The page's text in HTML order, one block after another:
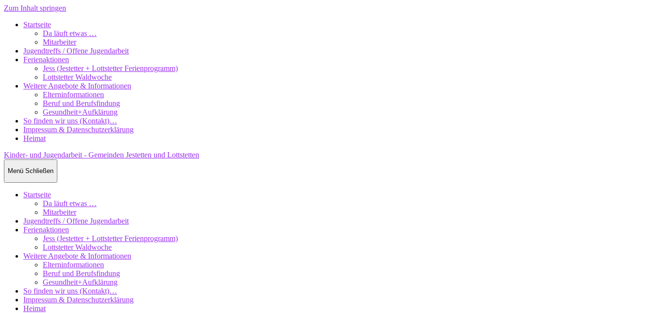
Zum Inhalt springen
Startseite
Da läuft etwas …
Mitarbeiter
Jugendtreffs / Offene Jugendarbeit
Ferienaktionen
Jess (Jestetter + Lottstetter Ferienprogramm)
Lottstetter Waldwoche
Weitere Angebote & Informationen
Elterninformationen
Beruf und Berufsfindung
Gesundheit+Aufklärung
So finden wir uns (Kontakt)…
Impressum & Datenschutzerklärung
Heimat
Kinder- und Jugendarbeit - Gemeinden Jestetten und Lottstetten
Menü Schließen
Startseite
Da läuft etwas …
Mitarbeiter
Jugendtreffs / Offene Jugendarbeit
Ferienaktionen
Jess (Jestetter + Lottstetter Ferienprogramm)
Lottstetter Waldwoche
Weitere Angebote & Informationen
Elterninformationen
Beruf und Berufsfindung
Gesundheit+Aufklärung
So finden wir uns (Kontakt)…
Impressum & Datenschutzerklärung
Heimat